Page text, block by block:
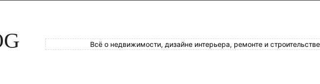
Всё о недвижимости, дизайне интерьера, ремонте и строительстве